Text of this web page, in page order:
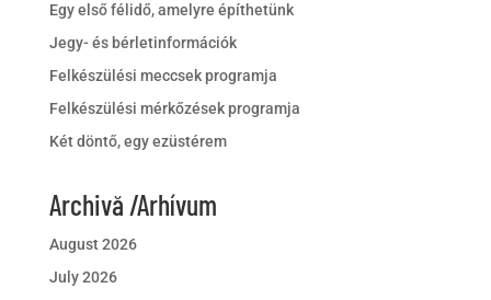
Egy első félidő, amelyre építhetünk
Jegy- és bérletinformációk
Felkészülési meccsek programja
Felkészülési mérkőzések programja
Két döntő, egy ezüstérem
Archivă /Arhívum
August 2026
July 2026